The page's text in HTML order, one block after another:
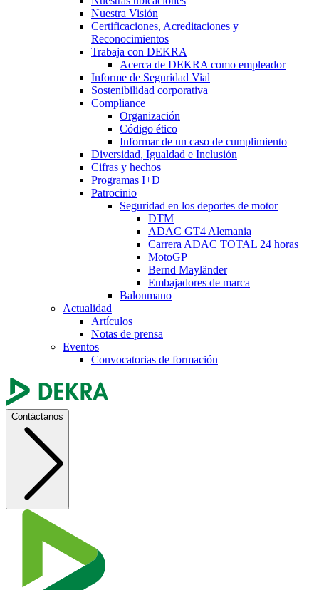
Nuestra Visión
Certificaciones, Acreditaciones y
Reconocimientos
Trabaja con DEKRA
Acerca de DEKRA como empleador
Informe de Seguridad Vial
Sostenibilidad corporativa
Compliance
Organización
Código ético
Informar de un caso de cumplimiento
Diversidad, Igualdad e Inclusión
Cifras y hechos
Programas I+D
Patrocinio
Seguridad en los deportes de motor
DTM
ADAC GT4 Alemania
Carrera ADAC TOTAL 24 horas
MotoGP
Bernd Mayländer
Embajadores de marca
Balonmano
Actualidad
Artículos
Notas de prensa
Eventos
Convocatorias de formación
Contáctanos